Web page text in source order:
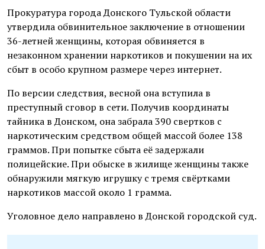
Прокуратура города Донского Тульской области
утвердила обвинительное заключение в отношении
36-летней женщины, которая обвиняется в
незаконном хранении наркотиков и покушении на их
сбыт в особо крупном размере через интернет.
По версии следствия, весной она вступила в
преступный сговор в сети. Получив координаты
тайника в Донском, она забрала 390 свертков с
наркотическим средством общей массой более 138
граммов. При попытке сбыта её задержали
полицейские. При обыске в жилище женщины также
обнаружили мягкую игрушку с тремя свёртками
наркотиков массой около 1 грамма.
Уголовное дело направлено в Донской городской суд.